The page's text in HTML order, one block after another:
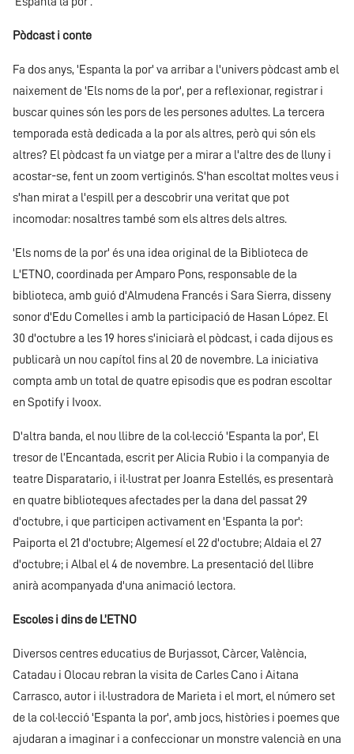
Pòdcast i conte
Fa dos anys, 'Espanta la por' va arribar a l'univers pòdcast amb el
naixement de 'Els noms de la por', per a reflexionar, registrar i
buscar quines són les pors de les persones adultes. La tercera
temporada està dedicada a la por als altres, però qui són els
altres? El pòdcast fa un viatge per a mirar a l'altre des de lluny i
acostar-se, fent un zoom vertiginós. S'han escoltat moltes veus i
s'han mirat a l'espill per a descobrir una veritat que pot
incomodar: nosaltres també som els altres dels altres.
'Els noms de la por' és una idea original de la Biblioteca de
L'ETNO, coordinada per Amparo Pons, responsable de la
biblioteca, amb guió d'Almudena Francés i Sara Sierra, disseny
sonor d'Edu Comelles i amb la participació de Hasan López. El
30 d'octubre a les 19 hores s'iniciarà el pòdcast, i cada dijous es
publicarà un nou capítol fins al 20 de novembre. La iniciativa
compta amb un total de quatre episodis que es podran escoltar
en Spotify i Ivoox.
D'altra banda, el nou llibre de la col·lecció 'Espanta la por', El
tresor de l’Encantada, escrit per Alicia Rubio i la companyia de
teatre Disparatario, i il·lustrat per Joanra Estellés, es presentarà
en quatre biblioteques afectades per la dana del passat 29
d'octubre, i que participen activament en 'Espanta la por':
Paiporta el 21 d'octubre; Algemesí el 22 d'octubre; Aldaia el 27
d'octubre; i Albal el 4 de novembre. La presentació del llibre
anirà acompanyada d'una animació lectora.
Escoles i dins de L’ETNO
Diversos centres educatius de Burjassot, Càrcer, València,
Catadau i Olocau rebran la visita de Carles Cano i Aitana
Carrasco, autor i il·lustradora de Marieta i el mort, el número set
de la col·lecció 'Espanta la por', amb jocs, històries i poemes que
ajudaran a imaginar i a confeccionar un monstre valencià en una